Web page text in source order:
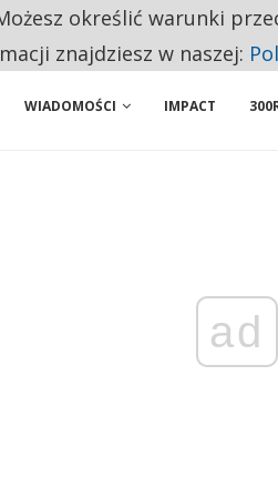
WIELU KANDYDATÓW NIE
WIADOMOŚCI IMPACT
ad
określić warunki
znajdziesz w naszej: